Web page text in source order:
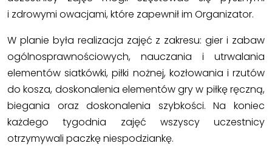
i zdrowymi owacjami, które zapewnił im Organizator.
W planie była realizacja zajęć z zakresu: gier i zabaw
ogólnosprawnościowych, nauczania i utrwalania
elementów siatkówki, piłki nożnej, kozłowania i rzutów
do kosza, doskonalenia elementów gry w piłkę ręczną,
biegania oraz doskonalenia szybkości. Na koniec
każdego tygodnia zajęć wszyscy uczestnicy
otrzymywali paczkę niespodziankę.